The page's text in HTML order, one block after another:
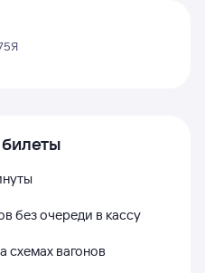
без очереди в кассу
вагонов